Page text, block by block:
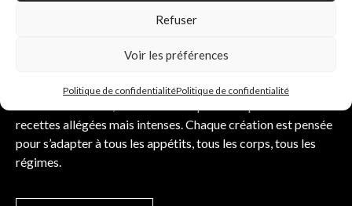
Refuser
Voir les préférences
Politique de confidentialitéPolitique de confidentialité
différent
Chez Jean-Luc Pelé, le plaisir rime avec conscience.
Nous sélectionnons des ingrédients d’exception — œufs bio,
recettes allégées mais intenses. Chaque création est pensée
pour s’adapter à tous les appétits, tous les corps, tous les
régimes.